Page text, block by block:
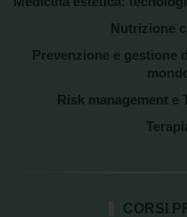
Nutrizione
Prevenzione e gestione
Risk management e
CORSI